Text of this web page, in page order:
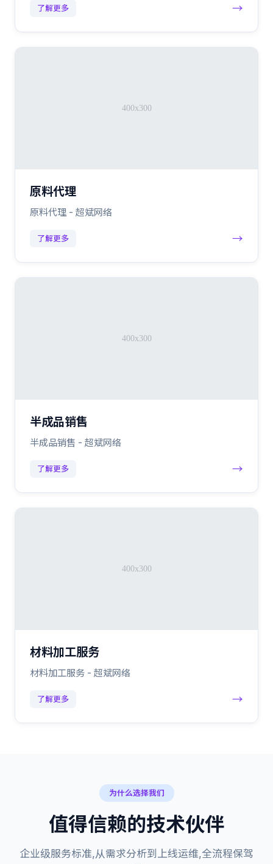
了解更多 →
原料代理
原料代理 - 超斌网络
了解更多 →
半成品销售
半成品销售 - 超斌网络
了解更多 →
材料加工服务
材料加工服务 - 超斌网络
了解更多 →
为什么选择我们
值得信赖的技术伙伴
企业级服务标准,从需求分析到上线运维,全流程保驾